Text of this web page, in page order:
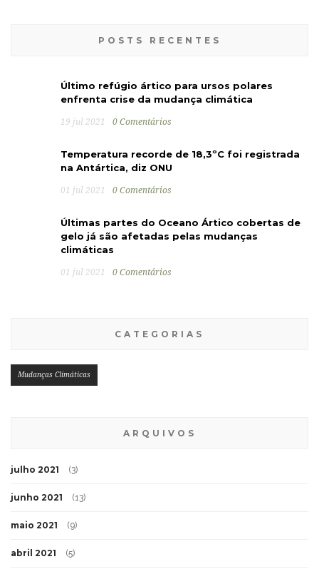
POSTS RECENTES
Último refúgio ártico para ursos polares
enfrenta crise da mudança climática
19 jul 2021 0 Comentários
Temperatura recorde de 18,3ºC foi registrada
na Antártica, diz ONU
01 jul 2021 0 Comentários
Últimas partes do Oceano Ártico cobertas de
gelo já são afetadas pelas mudanças
climáticas
01 jul 2021 0 Comentários
CATEGORIAS
Mudanças Climáticas
ARQUIVOS
julho 2021 (3)
junho 2021 (13)
maio 2021 (9)
abril 2021 (5)